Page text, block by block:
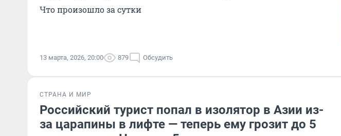
Что произошло за сутки
13 марта, 2026, 20:00 879 Обсудить
СТРАНА И МИР
Российский турист попал в изолятор в Азии из-
за царапины в лифте — теперь ему грозит до 5